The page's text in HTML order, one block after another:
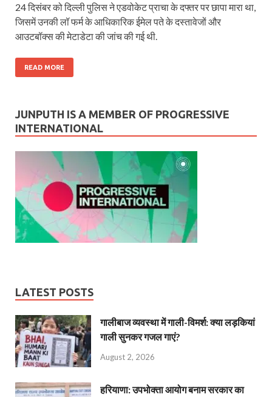
24 दिसंबर को दिल्ली पुलिस ने एडवोकेट प्राचा के दफ्तर पर छापा मारा था,
जिसमें उनकी लॉ फर्म के आधिकारिक ईमेल पते के दस्तावेजों और
आउटबॉक्स की मेटाडेटा की जांच की गई थी.
READ MORE
JUNPUTH IS A MEMBER OF PROGRESSIVE
INTERNATIONAL
LATEST POSTS
गालीबाज व्‍यवस्‍था में गाली-विमर्श: क्या लड़कियां
गाली सुनकर गजल गाएं?
August 2, 2026
हरियाणा: उपभोक्ता आयोग बनाम सरकार का